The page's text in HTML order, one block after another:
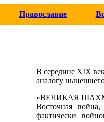
Православие
В середине XIX
аналогу
«ВЕЛИКАЯ
Восточная
фактически